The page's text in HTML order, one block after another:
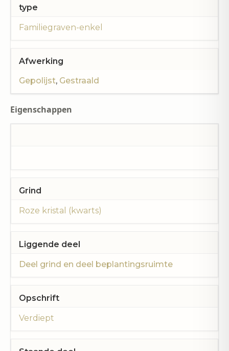
type
Familiegraven-enkel
Afwerking
Gepolijst, Gestraald
Eigenschappen
Grind
Roze kristal (kwarts)
Liggende deel
Deel grind en deel beplantingsruimte
Opschrift
Verdiept